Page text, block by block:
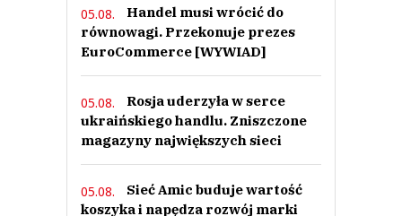
05.08.
Handel musi wrócić do
równowagi. Przekonuje prezes
EuroCommerce [WYWIAD]
05.08.
Rosja uderzyła w serce
ukraińskiego handlu. Zniszczone
magazyny największych sieci
05.08.
Sieć Amic buduje wartość
koszyka i napędza rozwój marki